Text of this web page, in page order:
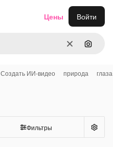
ОчиститьПоиск
Цены Войти
Создать ИИ-видео природа глаза
Фильтры